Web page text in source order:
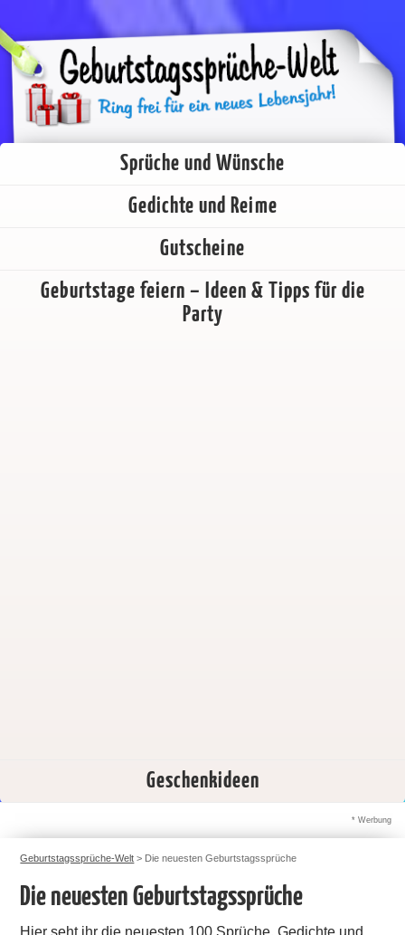
Sprüche und Wünsche
Gedichte und Reime
Gutscheine
Geburtstage feiern – Ideen & Tipps für die
Party
Geschenkideen
* Werbung
Geburtstagssprüche-Welt > Die neuesten Geburtstagssprüche
Die neuesten Geburtstagssprüche